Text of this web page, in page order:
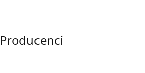
Producenci